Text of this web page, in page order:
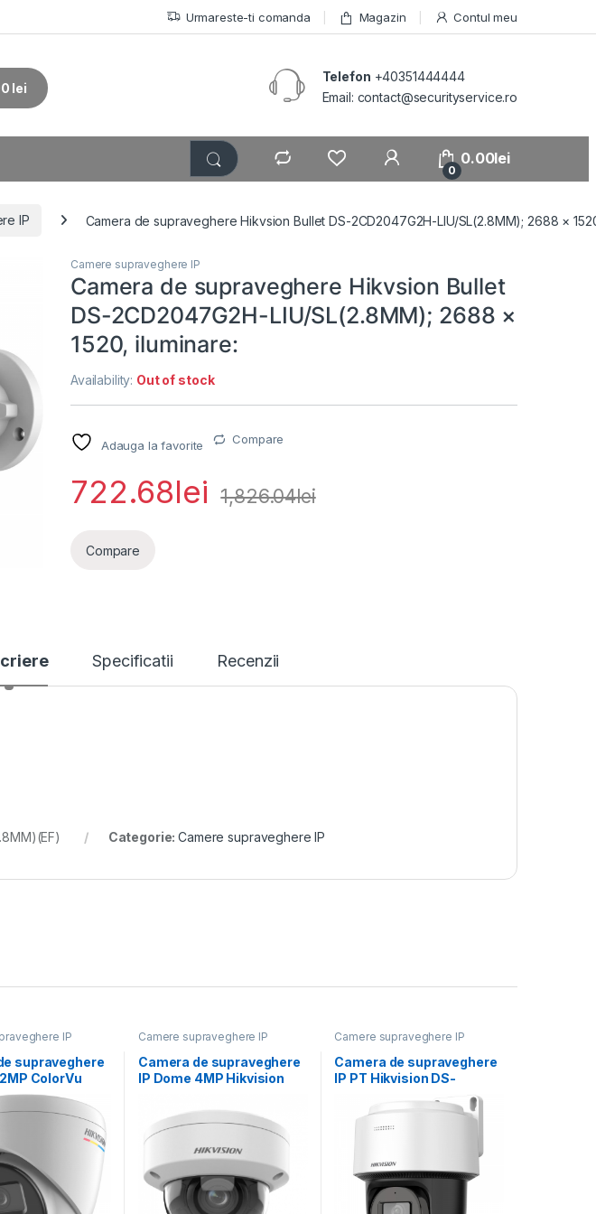
Urmareste-ti comanda Magazin Contul meu
lei
Telefon +40351444444
Email: contact@securityservice.ro
0
0.00lei
IP Camera de supraveghere Hikvsion Bullet DS-2CD2047G2H-LIU/SL(2.8MM); 2688 ×
Camere supraveghere IP
Camera de supraveghere Hikvsion Bullet
DS-2CD2047G2H-LIU/SL(2.8MM); 2688 ×
1520, iluminare:
Availability: Out of stock
Adauga la favorite Compare
722.68lei 1,826.04lei
Compare
Specificatii Recenzii
Categorie:Camere supraveghere IP
IP
supraveghere
ColorVu
DS-
Camere supraveghere IP
Camera de supraveghere
IP Dome 4MP Hikvision
IZS(2.8-12MM)(EF), lentila
Camere supraveghere IP
Camera de supraveghere
IP PT Hikvision DS-
E(2.8MM), lentila fixa:
2.8mm,